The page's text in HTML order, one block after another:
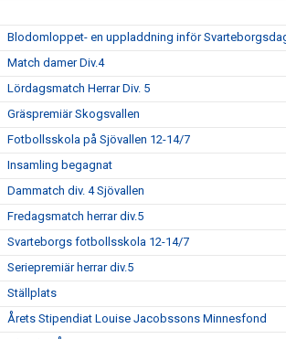
Blodomloppet- en uppladdning inför
Match damer Div.4
Lördagsmatch Herrar Div. 5
Gräspremiär Skogsvallen
Fotbollsskola på Sjövallen 12-14/7
Insamling begagnat
Dammatch div. 4 Sjövallen
Fredagsmatch herrar div.5
Svarteborgs fotbollsskola 12-14/7
Seriepremiär herrar div.5
Ställplats
Årets Stipendiat Louise Jacobssons Minnesfond